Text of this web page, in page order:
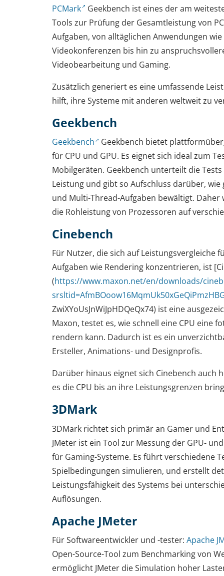
PCMark
Geekbench ist eines der am
Tools zur Prüfung der Gesamtleistung von
Aufgaben, von alltäglichen Anwendungen
Videokonferenzen bis hin zu
Videobearbeitung und Gaming.
Zusätzlich generiert es eine umfassende
hilft, ihre Systeme mit anderen weltweit zu
Geekbench
Geekbench
Geekbench bietet
für CPU und GPU. Es eignet sich ideal zum
Mobilgeräten. Geekbench unterteilt die
Leistung und gibt so Aufschluss darüber, wie
und Multi-Thread-Aufgaben bewältigt.
die Rohleistung von Prozessoren auf
Cinebench
Für Nutzer, die sich auf Leistungsvergleiche
Aufgaben wie Rendering konzentrieren, ist
(https://www.maxon.net/en/downloads/
ZwiXYoUsJnWiJpHDQeQx74) ist eine
Maxon, testet es, wie schnell eine CPU eine
rendern kann. Dadurch ist es ein
Ersteller, Animations- und Designprofis.
Darüber hinaus eignet sich Cinebench auch
es die CPU bis an ihre Leistungsgrenzen
3DMark
3DMark richtet sich primär an Gamer und
JMeter ist ein Tool zur Messung der GPU-
für Gaming-Systeme. Es führt verschiedene
Spielbedingungen simulieren, und erstellt
Leistungsfähigkeit des Systems bei
Auflösungen.
Apache JMeter
Für Softwareentwickler und -tester: Apache
Open-Source-Tool zum Benchmarking von
ermöglicht JMeter die Simulation hoher